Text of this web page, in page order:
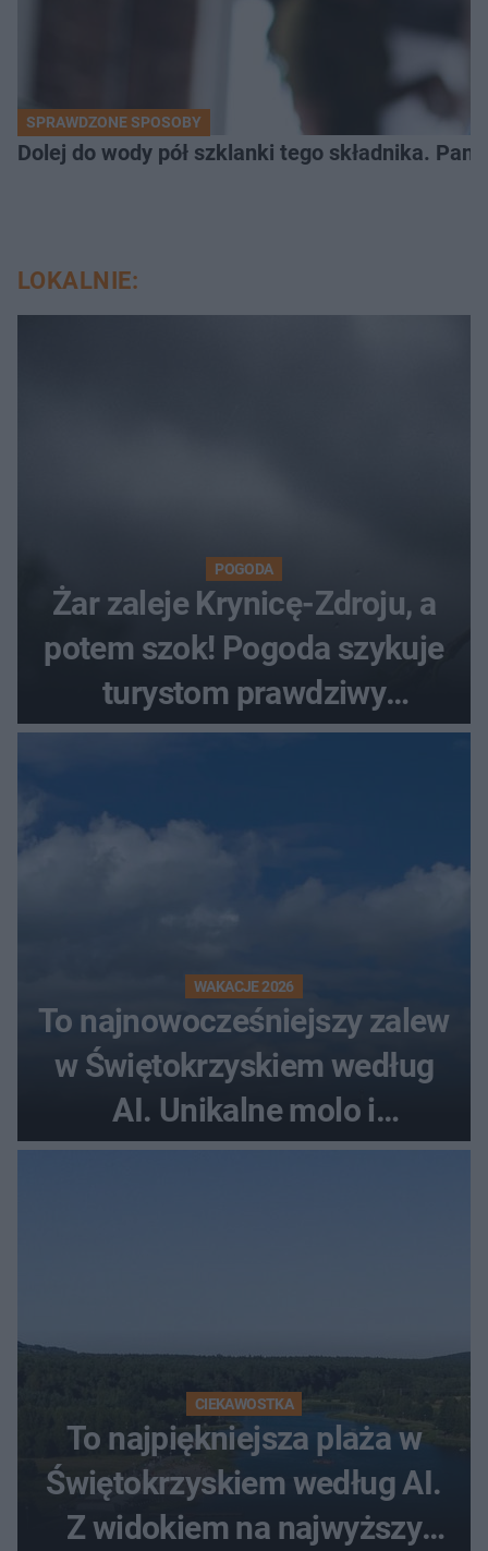
SPRAWDZONE SPOSOBY
Dolej do wody pół szklanki tego składnika.
LOKALNIE:
POGODA
Żar zaleje Krynicę-Zdroju, a
potem szok! Pogoda szykuje
turystom prawdziwy
rollercoaster
WAKACJE 2026
To najnowocześniejszy zalew
w Świętokrzyskiem według
AI. Unikalne molo i
promenada
CIEKAWOSTKA
To najpiękniejsza plaża w
Świętokrzyskiem według AI.
Z widokiem na najwyższy